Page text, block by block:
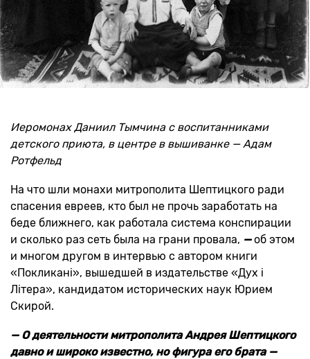
Иеромонах Даниил Тымчина с воспитанниками
детского приюта, в центре в вышиванке — Адам
Ротфельд
На что шли монахи митрополита Шептицкого ради
спасения евреев, кто был не прочь заработать на
беде ближнего, как работала система конспирации
и сколько раз сеть была на грани провала, —об этом
и многом другом в интервью с автором книги
«Покликані», вышедшей в издательстве «Дух і
Літера», кандидатом исторических наук Юрием
Скирой.
— О деятельности митрополита Андрея Шептицкого
давно и широко известно, но фигура его брата —